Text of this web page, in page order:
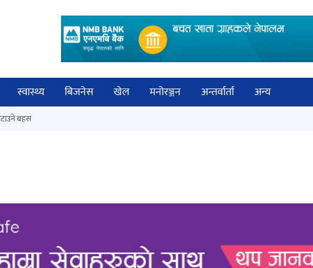
स्वास्थ्य बिजनेस खेल मनोरञ्जन अन्तर्वार्ता
अन्य
औपचारिक सेवा सञ्चालनमा
बहस